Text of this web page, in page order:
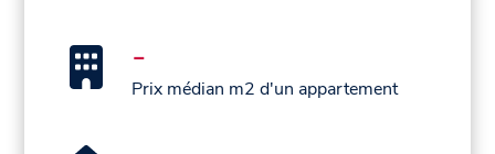
-
Prix médian m2 d'un appartement